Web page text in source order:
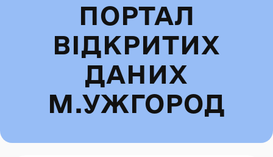
ПОРТАЛ
ВІДКРИТИХ
ДАНИХ
М.УЖГОРОД